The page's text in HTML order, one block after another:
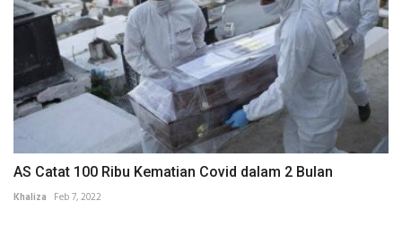
AS Catat 100 Ribu Kematian Covid dalam 2 Bulan
Khaliza Feb 7, 2022